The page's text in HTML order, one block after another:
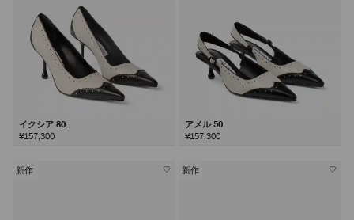
イクシア 80
¥157,300
アメル 50
¥157,300
新作 新作